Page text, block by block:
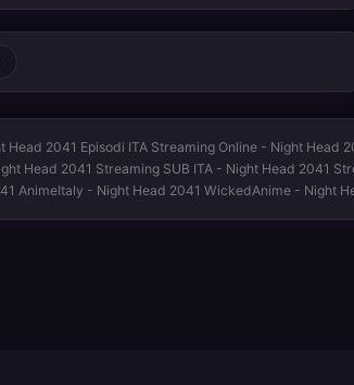
2041 Episodi ITA Streaming Online - Night Head
Head 2041 Streaming SUB ITA - Night Head 2041
AnimeItaly - Night Head 2041 WickedAnime - Night